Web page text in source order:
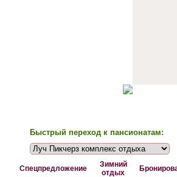
Быстрый переход к пансионатам:
Спецпредложение
Зимний
отдых